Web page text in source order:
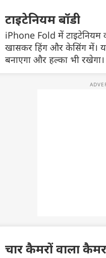
टाइटेनियमबॉडी
iPhone Fold में टाइटेनियम
खासकर हिंग और केसिंग में।
बनाएगा और हल्का भी रखेगा।
चारकैमरोंवाला